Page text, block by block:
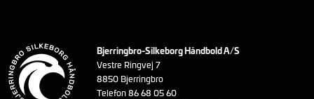
Bjerringbro-Silkeborg Håndbold A/S
Vestre Ringvej 7
8850 Bjerringbro
Telefon 86 68 05 60